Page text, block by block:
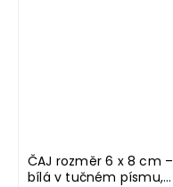
ČAJ rozměr 6 x 8 cm –
bílá v tučném písmu,